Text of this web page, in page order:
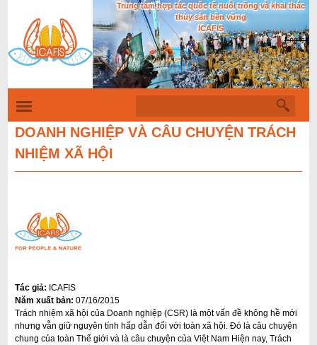
Nhảy
đến
nội
dung
Trung tâm hợp tác quốc tế nuôi trồng và khai thác
thủy sản bền vững
ICAFIS
English
B
i
u
k
i
ì
m
k
DOANH NGHIỆP VÀ CÂU CHUYỆN TRÁCH
NHIỆM XÃ HỘI
Tác giả: ICAFIS
Năm xuất bản:07/16/2015
Trách nhiệm xã hội của Doanh nghiệp (CSR) là một vấn đề không hề mới
nhưng vẫn giữ nguyên tính hấp dẫn đối với toàn xã hội. Đó là câu chuyện
chung của toàn Thế giới và là câu chuyện của Việt Nam Hiện nay, Trách